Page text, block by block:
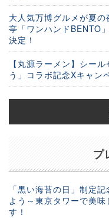
大人気万博グルメが夏
亭「ワンハンドBENTO
決定！
【丸源ラーメン】シー
う」コラボ記念Xキャン
プ
「黒い海苔の日」制定
よう～東京タワーで美
す！